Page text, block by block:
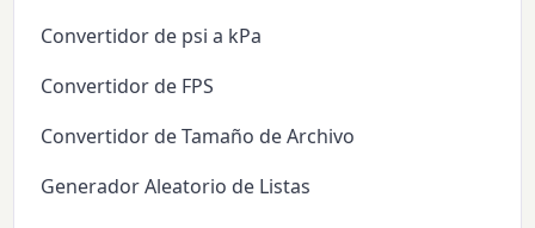
Convertidor de psi a kPa
Convertidor de FPS
Convertidor de Tamaño de Archivo
Generador Aleatorio de Listas